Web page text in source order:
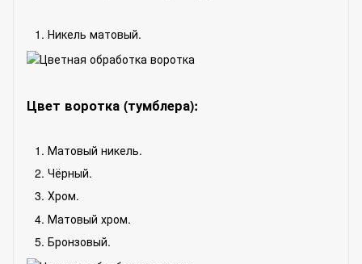
Никель матовый.
Цвет воротка (тумблера):
Матовый никель.
Чёрный.
Хром.
Матовый хром.
Бронзовый.